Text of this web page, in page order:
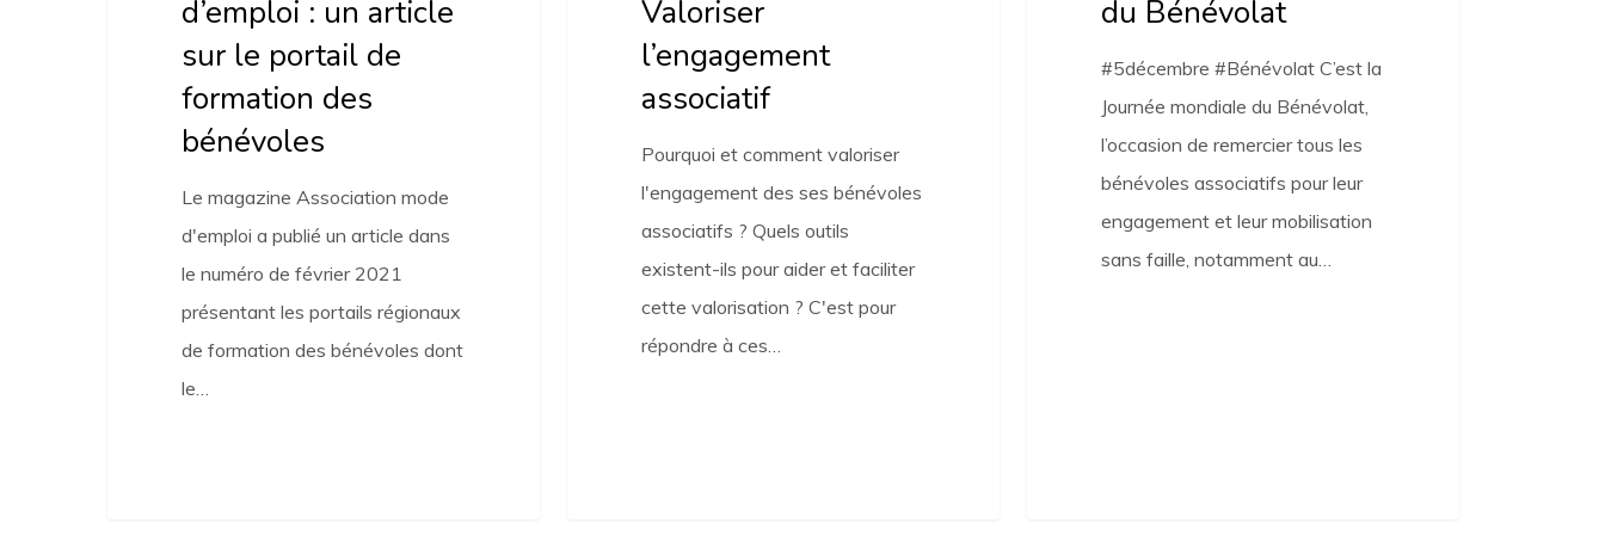
bénévolesd’emploi : un article
sur le portail de
formation des
bénévoles
Le magazine Association mode
d'emploi a publié un article dans
le numéro de février 2021
présentant les portails régionaux
de formation des bénévoles dont
le…
Valoriser
l’engagement
associatif
Pourquoi et comment valoriser
l'engagement des ses bénévoles
associatifs ? Quels outils
existent-ils pour aider et faciliter
cette valorisation ? C'est pour
répondre à ces…
du Bénévolat
#5décembre #Bénévolat C’est la
Journée mondiale du Bénévolat,
l’occasion de remercier tous les
bénévoles associatifs pour leur
engagement et leur mobilisation
sans faille, notamment au…